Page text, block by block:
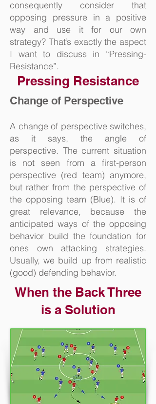
consequently consider that
opposing pressure in a positive
way and use it for our own
strategy? That’s exactly the aspect
I want to discuss in “Pressing-
Resistance”.
Pressing Resistance
Change of Perspective
A change of perspective switches,
as it says, the angle of
perspective. The current situation
is not seen from a first-person
perspective (red team) anymore,
but rather from the perspective of
the opposing team (Blue). It is of
great relevance, because the
anticipated ways of the opposing
behavior build the foundation for
ones own attacking strategies.
Usually, we build up from realistic
(good) defending behavior.
When the Back Three
is a Solution